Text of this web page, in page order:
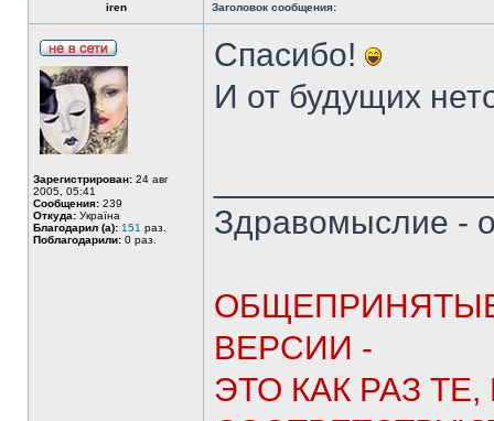
iren Заголовок сообщения:
Зарегистрирован: 24 авг
2005, 05:41
Сообщения: 239
Откуда: Україна
Благодарил (а): 151 раз.
Поблагодарили: 0 раз.
Спасибо!
И от будущих
Здравомыслие -
ВЕРСИИ -
ЭТО КАК РАЗ